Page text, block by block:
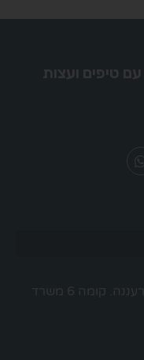
טיפים ועצות
בית מנצור 2, רחוב הנופר 2 ב׳ ברעננה. קומה 6 משרד